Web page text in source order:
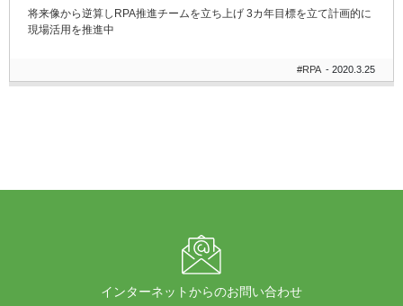
将来像から逆算しRPA推進チームを立ち上げ 3カ年目標を立て計画的に
現場活用を推進中
#RPA - 2020.3.25
インターネットからのお問い合わせ